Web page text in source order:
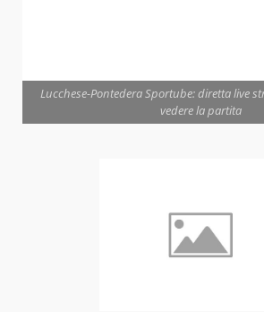
Lucchese-Pontedera Sportube: diretta live
vedere la partita